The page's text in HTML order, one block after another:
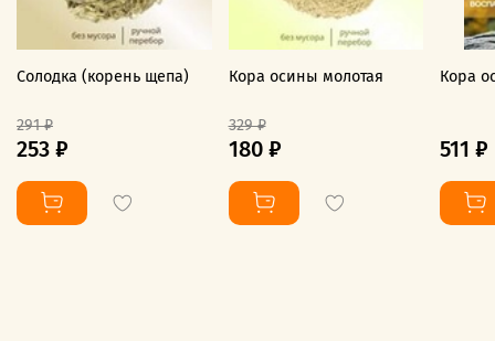
Солодка (корень щепа)
291 ₽
253 ₽
Кора осины молотая
329 ₽
180 ₽
Кора
511 ₽